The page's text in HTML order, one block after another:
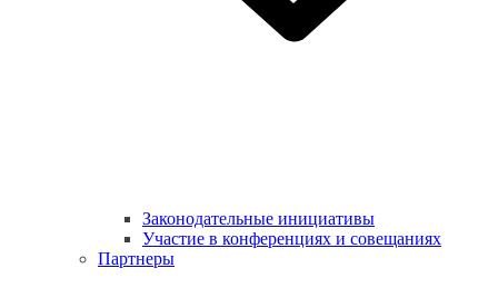
Законодательные инициативы
Участие в конференциях и совещаниях
Партнеры